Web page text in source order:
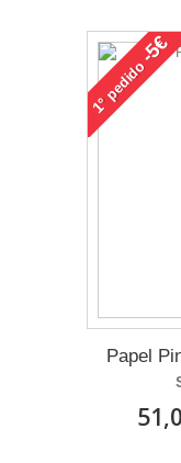
1°
pedido
-5€
Papel